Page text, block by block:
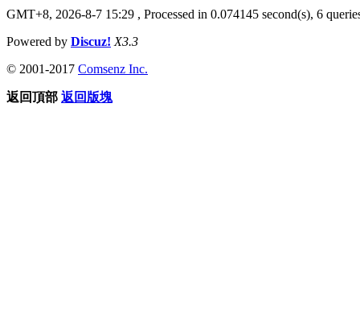
GMT+8, 2026-8-7 15:29 , Processed in 0.074145 second(s), 6
Powered by Discuz! X3.3
© 2001-2017 Comsenz Inc.
返回頂部 返回版塊